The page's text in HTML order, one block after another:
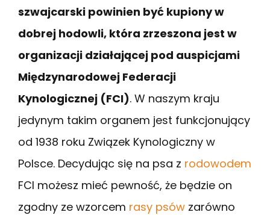
szwajcarski powinien być kupiony w
dobrej hodowli, która zrzeszona jest w
organizacji działającej pod auspicjami
Międzynarodowej Federacji
Kynologicznej (FCI). W naszym kraju
jedynym takim organem jest funkcjonujący
od 1938 roku Związek Kynologiczny w
Polsce. Decydując się na psa z rodowodem
FCI możesz mieć pewność, że będzie on
zgodny ze wzorcem rasy psów zarówno